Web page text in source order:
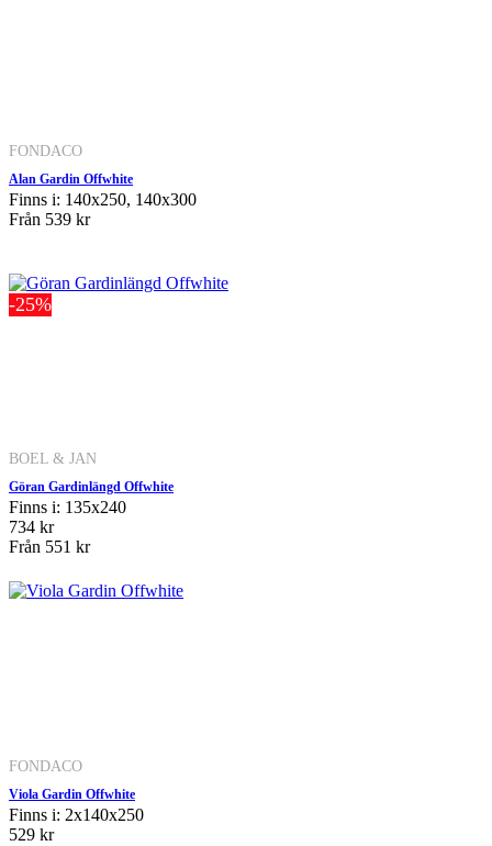
FONDACO
Alan Gardin Offwhite
Finns i: 140x250, 140x300
Från 539 kr
-25%
BOEL & JAN
Göran Gardinlängd Offwhite
Finns i: 135x240
734 kr
Från 551 kr
FONDACO
Viola Gardin Offwhite
Finns i: 2x140x250
529 kr